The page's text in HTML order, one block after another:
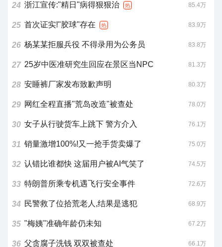
24 浙江宣传:"精日"病得狠狠治 热 85.4万
25 首次证实!"胶球"存在 热 83.9万
26 杨某某拒服兵役 不得录用为公务员 83.8万
27 25岁中医准研究生回应在景区当NPC 81.3万
28 安睡裤厂家发布致歉声明 80.3万
29 网红全程直播"荒岛改造"被查处 78.0万
30 女子从行驶货车上跳下 警方介入 76.1万
31 销量激增100%!又一抢手货卖爆了 75.0万
32 认错比谁都快 这届用户被AI气笑了 74.5万
33 特朗普所乘专机遇飞行安全事件 72.6万
34 民警救了位拾荒老人,结果是逃犯 68.9万
35 "梅姨"准确年龄仍未知 67.2万
36 父贪腐子洗钱 双双被查处 66.1万